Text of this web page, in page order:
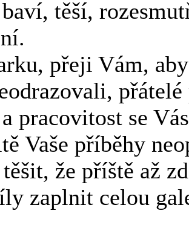
těší,
přeji Vám,
pracovitost se
Vaše příběhy
že příště až
zaplnit celou